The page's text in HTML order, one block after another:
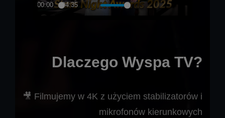
Dlaczego Wyspa TV?
🎥 Filmujemy w 4K z użyciem stabilizatorów i
mikrofonów kierunkowych